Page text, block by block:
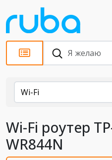
Каталог
Wi-Fi
Wi-Fi роутер
WR844N